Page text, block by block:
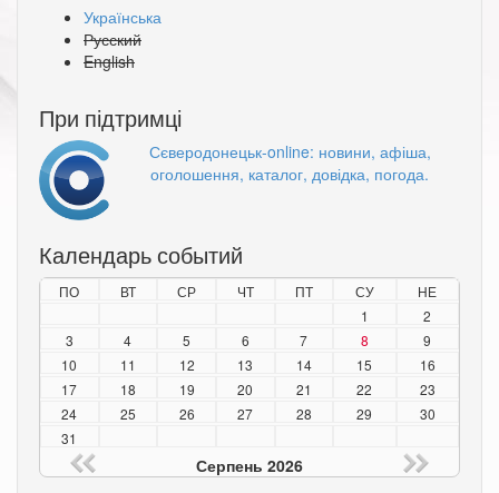
Українська
Русский
English
При підтримці
Сєверодонецьк-online: новини, афіша,
оголошення, каталог, довідка, погода.
Календарь событий
ПО ВТ СР ЧТ ПТ СУ
НЕ
1
2
3
4 5 6 7 8
9
10
11 12 13 14 15
16
17
18 19 20 21 22
23
24
25 26 27 28 29
30
31
Серпень 2026